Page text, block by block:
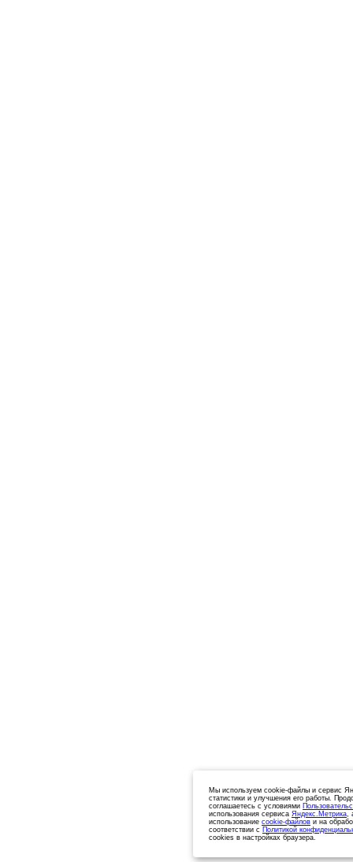
Мы используем cookie-файлы и сервис
статистики и улучшения его работы.
соглашаетесь с условиями
использования сервиса Яндекс.Метрика,
использование cookie-файлов и на
соответствии с Политикой
cookies в настройках браузера.